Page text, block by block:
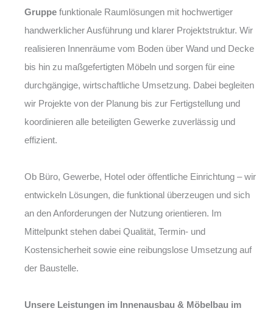
Gruppe funktionale Raumlösungen mit hochwertiger
handwerklicher Ausführung und klarer Projektstruktur. Wir
realisieren Innenräume vom Boden über Wand und Decke
bis hin zu maßgefertigten Möbeln und sorgen für eine
durchgängige, wirtschaftliche Umsetzung. Dabei begleiten
wir Projekte von der Planung bis zur Fertigstellung und
koordinieren alle beteiligten Gewerke zuverlässig und
effizient.
Ob Büro, Gewerbe, Hotel oder öffentliche Einrichtung – wir
entwickeln Lösungen, die funktional überzeugen und sich
an den Anforderungen der Nutzung orientieren. Im
Mittelpunkt stehen dabei Qualität, Termin- und
Kostensicherheit sowie eine reibungslose Umsetzung auf
der Baustelle.
Unsere Leistungen im Innenausbau & Möbelbau im